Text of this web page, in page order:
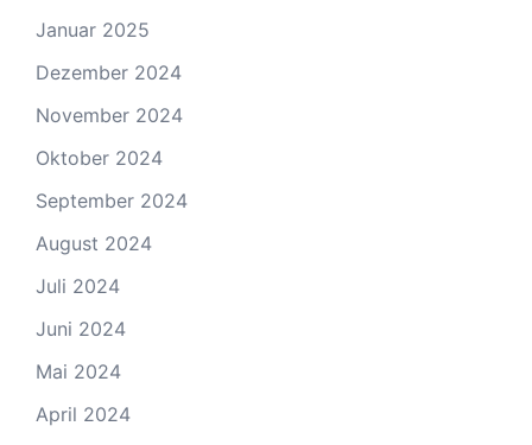
Januar 2025
Dezember 2024
November 2024
Oktober 2024
September 2024
August 2024
Juli 2024
Juni 2024
Mai 2024
April 2024